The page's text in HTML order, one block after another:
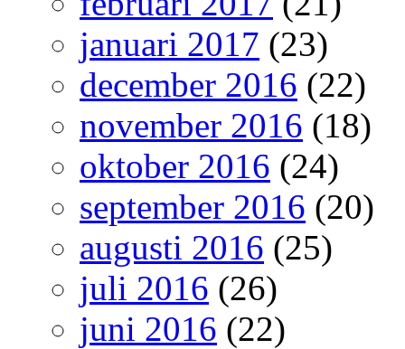
januari 2017 (23)
december 2016 (22)
november 2016 (18)
oktober 2016 (24)
september 2016 (20)
augusti 2016 (25)
juli 2016 (26)
juni 2016 (22)